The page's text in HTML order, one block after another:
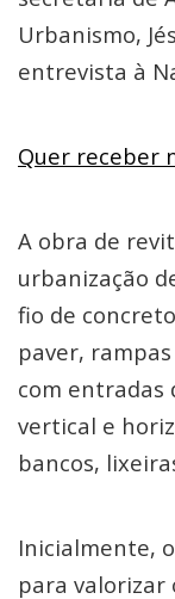
Urbanismo,
entrevista à
Quer receber
A obra de
urbanização
fio de
paver,
com entradas
vertical e
bancos,
Inicialmente,
para valorizar